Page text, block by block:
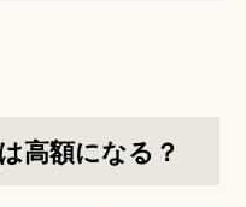
高額になる？